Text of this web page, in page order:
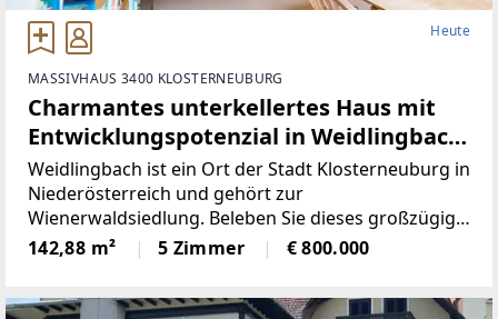
Heute
MASSIVHAUS 3400 KLOSTERNEUBURG
Charmantes unterkellertes Haus mit
Entwicklungspotenzial in Weidlingbach
mit großem Garten und Waldblick
Weidlingbach ist ein Ort der Stadt Klosterneuburg in
Niederösterreich und gehört zur
Wienerwaldsiedlung. Beleben Sie dieses großzügige
Einfamilienhaus, auf einem beeindruckenden
Grundstück von ca. 1.540 m², wieder mit neuem
142,88 m² 5 Zimmer € 800.000